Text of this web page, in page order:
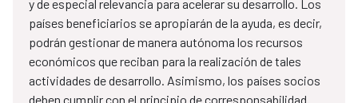
y de especial relevancia para acelerar su desarrollo. Los
países beneficiarios se apropiarán de la ayuda, es decir,
podrán gestionar de manera autónoma los recursos
económicos que reciban para la realización de tales
actividades de desarrollo. Asimismo, los países socios
deben cumplir con el principio de corresponsabilidad.